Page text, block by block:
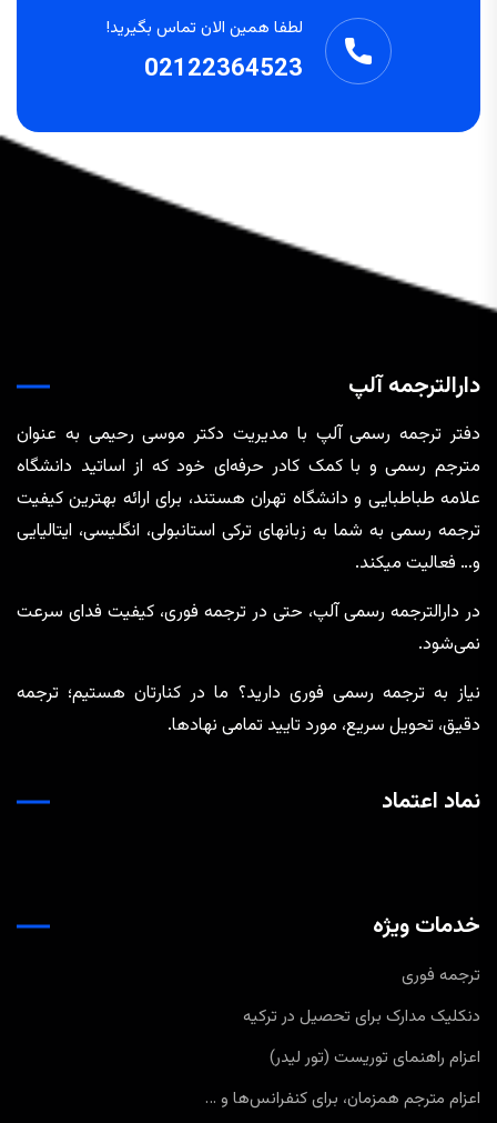
لطفا همین الان تماس بگیرید!
02122364523
دارالترجمه آلپ
دفتر ترجمه رسمی آلپ با مدیریت دکتر موسی رحیمی به عنوان
مترجم رسمی و با کمک کادر حرفه‌ای خود که از اساتید دانشگاه
علامه طباطبایی و دانشگاه تهران هستند، برای ارائه بهترین کیفیت
ترجمه رسمی به شما به زبانهای ترکی استانبولی، انگلیسی، ایتالیایی
و… فعالیت میکند.
در دارالترجمه رسمی آلپ، حتی در ترجمه‌ فوری، کیفیت فدای سرعت
نمی‌شود.
نیاز به ترجمه رسمی فوری دارید؟ ما در کنارتان هستیم؛ ترجمه
دقیق، تحویل سریع، مورد تایید تمامی نهادها.
نماد اعتماد
خدمات ویژه
ترجمه فوری
دنکلیک مدارک برای تحصیل در ترکیه
اعزام راهنمای توریست (تور لیدر)
اعزام مترجم همزمان، برای کنفرانس‌ها و …